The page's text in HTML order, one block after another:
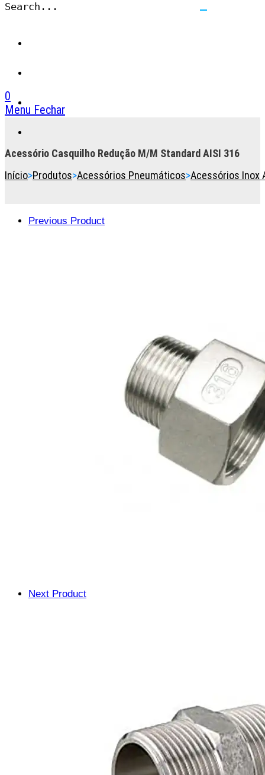
Search...
0
Menu Fechar
button
expand
Acessório Casquilho Redução M/M Standard AISI 316
Início>Produtos>Acessórios Pneumáticos>Acessórios Inox
Previous Product
Next Product